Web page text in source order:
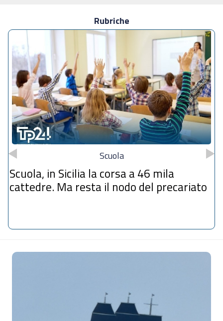
Rubriche
Scuola
Scuola, in Sicilia la corsa a 46 mila
cattedre. Ma resta il nodo del precariato
Sezione